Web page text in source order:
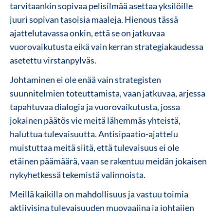
tarvitaankin sopivaa pelisilmää asettaa yksilöille
juuri sopivan tasoisia maaleja. Hienous tässä
ajattelutavassa onkin, että se on jatkuvaa
vuorovaikutusta eikä vain kerran strategiakaudessa
asetettu virstanpylväs.
Johtaminen ei ole enää vain strategisten
suunnitelmien toteuttamista, vaan jatkuvaa, arjessa
tapahtuvaa dialogia ja vuorovaikutusta, jossa
jokainen päätös vie meitä lähemmäs yhteistä,
haluttua tulevaisuutta. Antisipaatio-ajattelu
muistuttaa meitä siitä, että tulevaisuus ei ole
etäinen päämäärä, vaan se rakentuu meidän jokaisen
nykyhetkessä tekemistä valinnoista.
Meillä kaikilla on mahdollisuus ja vastuu toimia
aktiivisina tulevaisuuden muovaajina ja johtajien